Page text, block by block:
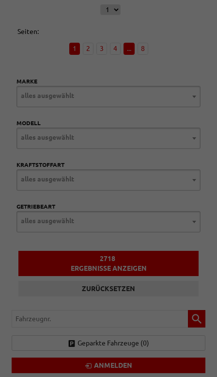
Seiten:
1 2 3 4 ... 8
MARKE
alles ausgewählt
MODELL
alles ausgewählt
KRAFTSTOFFART
alles ausgewählt
GETRIEBEART
alles ausgewählt
2718
ERGEBNISSE ANZEIGEN
ZURÜCKSETZEN
Fahrzeugnr.
Geparkte Fahrzeuge (0)
ANMELDEN